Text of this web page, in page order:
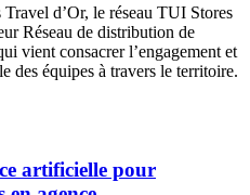
d’Or, le réseau TUI Stores
Réseau de distribution de
vient consacrer l’engagement et
des équipes à travers le territoire.
artificielle pour